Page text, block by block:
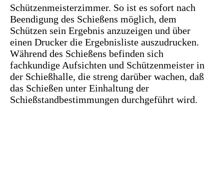
Schützenmeisterzimmer. So ist es sofort nach
Beendigung des Schießens möglich, dem
Schützen sein Ergebnis anzuzeigen und über
einen Drucker die Ergebnisliste auszudrucken.
Während des Schießens befinden sich
fachkundige Aufsichten und Schützenmeister in
der Schießhalle, die streng darüber wachen, daß
das Schießen unter Einhaltung der
Schießstandbestimmungen durchgeführt wird.